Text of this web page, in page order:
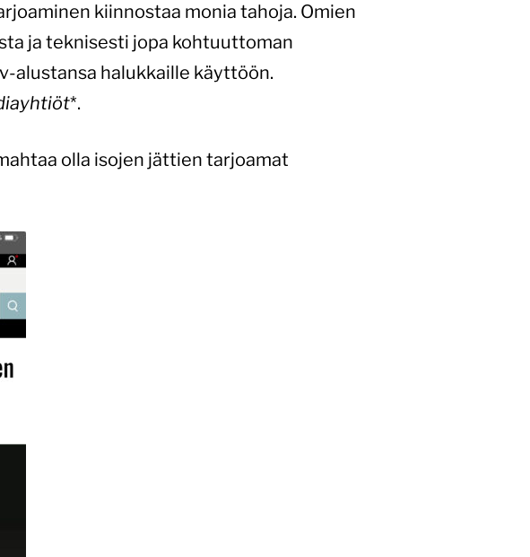
kiinnostaa monia tahoja. Omien
ja teknisesti jopa kohtuuttoman
alustansa halukkaille käyttöön.
*.
olla isojen jättien tarjoamat